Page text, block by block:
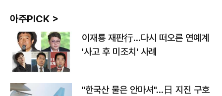
아주PICK >
이재룡 재판行…다시 떠오른 연예계
'사고 후 미조치' 사례
"한국산 물은 안마셔"…日 지진 구호